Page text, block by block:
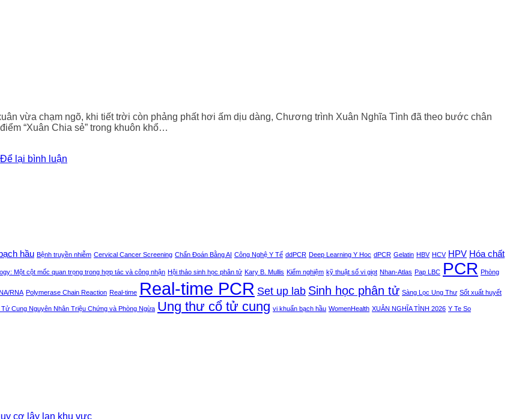
vừa chạm ngõ, khi tiết trời còn phảng phất hơi ấm dịu dàng, Chương trình Xuân Nghĩa Tình đã theo bước chân
“Xuân Chia sẻ” trong khuôn khổ…
Để lại bình luận
hầu Bệnh truyền nhiễm Cervical Cancer Screening Chẩn Đoán Bằng AI Công Nghệ Y Tế ddPCR Deep Learning Y Hoc dPCR Gelatin HBV HCV HPV Hóa chất
Một cột mốc quan trọng trong hợp tác và công nhận Hội thảo sinh học phân tử Kary B. Mullis Kiểm nghiệm kỹ thuật số vi giọt Nhan-Atlas Pap LBC PCR Phòng
RNA Polymerase Chain Reaction Real-time Real-time PCR Set up lab Sinh học phân tử Sàng Lọc Ung Thư Sốt xuất huyết
Cung Nguyên Nhân Triệu Chứng và Phòng Ngừa Ung thư cổ tử cung vi khuẩn bạch hầu WomenHealth XUÂN NGHĨA TÌNH 2026 Y Te So
cơ lây lan khu vực